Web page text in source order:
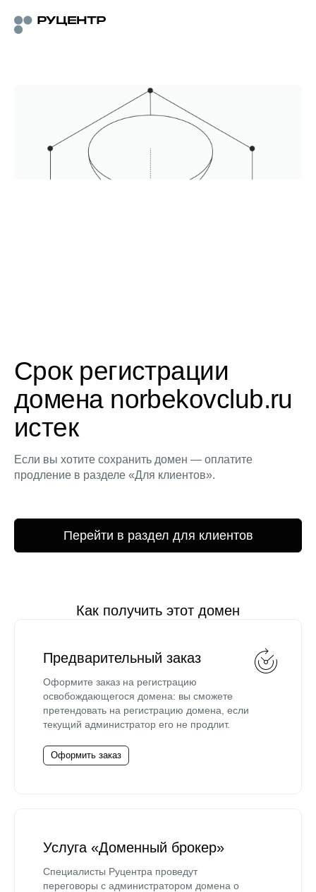
Срок регистрации
домена norbekovclub.ru
истек
Если вы хотите сохранить домен — оплатите
продление в разделе «Для клиентов».
Перейти в раздел для клиентов
Как получить этот домен
Предварительный заказ
Оформите заказ на регистрацию
освобождающегося домена: вы сможете
претендовать на регистрацию домена, если
текущий администратор его не продлит.
Оформить заказ
Услуга «Доменный брокер»
Специалисты Руцентра проведут
переговоры с администратором домена о